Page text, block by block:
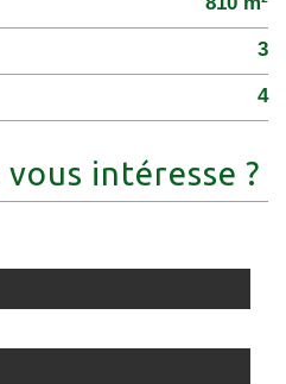
3
4
vous intéresse ?